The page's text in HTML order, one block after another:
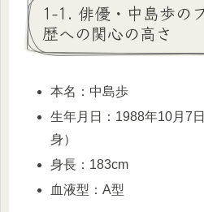
1-1. 俳優・中島歩の
歴への関心の高さ
本名：中島歩
生年月日：1988年10月7
身）
身長：183cm
血液型：A型